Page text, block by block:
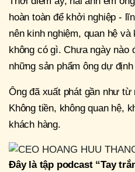
hoàn toàn để khởi nghiệp -
nên kinh nghiệm, quan hệ
không có gì. Chưa ngày
những sản phẩm ông dự
Ông đã xuất phát gần như
Không tiền, không quan hệ,
khách hàng.
Đây là tập podcast “Tay